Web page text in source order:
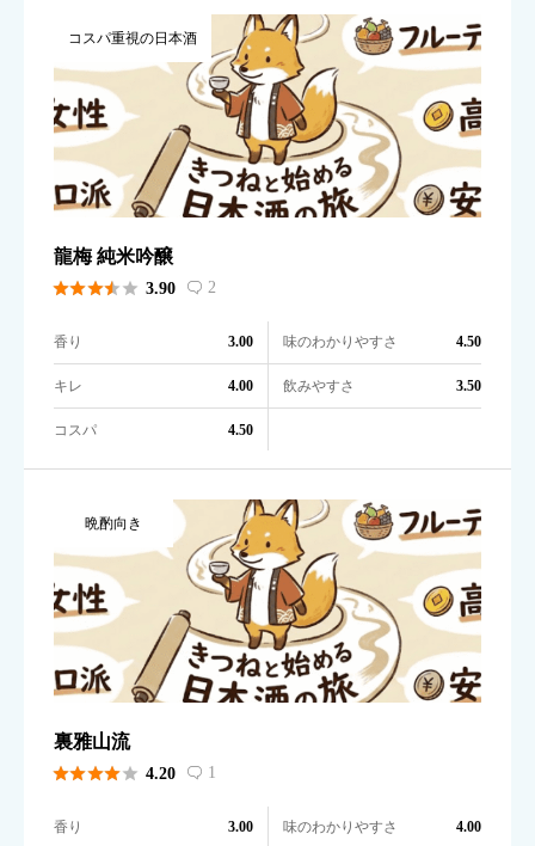
コスパ重視の日本酒
龍梅 純米吟醸
 3.90  2
香り 3.00 味のわかりやすさ 4.50
キレ 4.00 飲みやすさ 3.50
コスパ 4.50
晩酌向き
裏雅山流
 4.20  1
香り 3.00 味のわかりやすさ 4.00